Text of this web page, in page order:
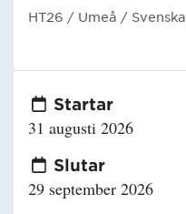
HT26 / Umeå / Svenska
Startar
31 augusti 2026
Slutar
29 september 2026